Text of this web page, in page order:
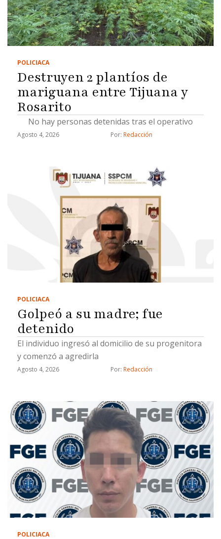
POLICIACA
Destruyen 2 plantíos de
mariguana entre Tijuana y
Rosarito
No hay personas detenidas tras el operativo
Agosto 4, 2026 Por: Redacción
POLICIACA
Golpeó a su madre; fue
detenido
El individuo ingresó al domicilio de su progenitora
y comenzó a agredirla
Agosto 4, 2026 Por: Redacción
POLICIACA